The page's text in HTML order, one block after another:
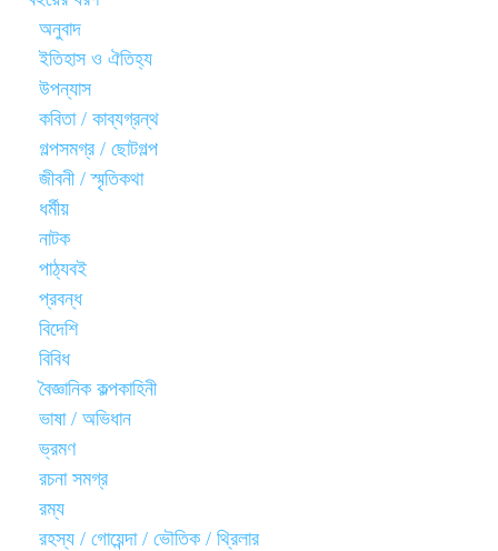
অনুবাদ
ইতিহাস ও ঐতিহ্য
উপন্যাস
কবিতা / কাব্যগ্রন্থ
গল্পসমগ্র / ছোটগল্প
জীবনী / স্মৃতিকথা
ধর্মীয়
নাটক
পাঠ্যবই
প্রবন্ধ
বিদেশি
বিবিধ
বৈজ্ঞানিক কল্পকাহিনী
ভাষা / অভিধান
ভ্রমণ
রচনা সমগ্র
রম্য
রহস্য / গোয়েন্দা / ভৌতিক / থ্রিলার